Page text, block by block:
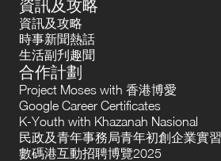
資訊及攻略
資訊及攻略
時事新聞熱話
生活副刋趣聞
合作計劃
Project Moses with 香港博愛
Google Career Certificates
K-Youth with Khazanah Nasional
民政及青年事務局青年初創企業實
數碼港互動招聘博覽2025